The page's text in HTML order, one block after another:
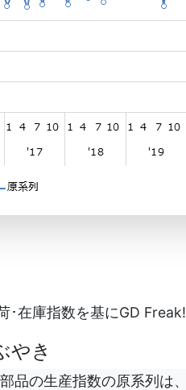
･在庫指数を基にGD
やき
品の生産指数の原系列は